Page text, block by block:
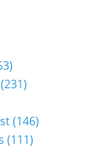
(231)
(146)
(111)